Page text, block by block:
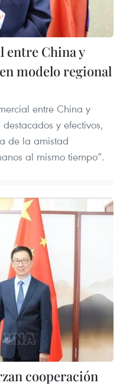
entre China y
modelo regional
entre China y
y efectivos,
de la amistad
al mismo tiempo”.
cooperación